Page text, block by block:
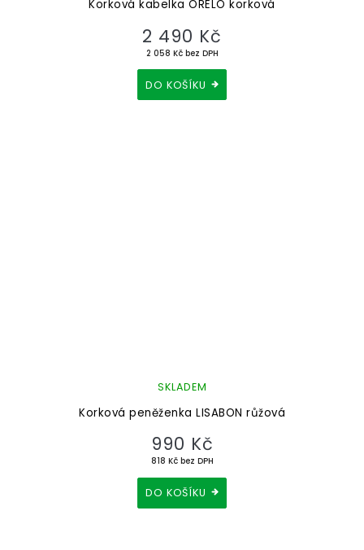
Korková kabelka ORELO korková
2 058 Kč bez DPH
2 490 Kč
DO KOŠÍKU
Korková peněženka LISABON růžová
SKLADEM
818 Kč bez DPH
990 Kč
DO KOŠÍKU